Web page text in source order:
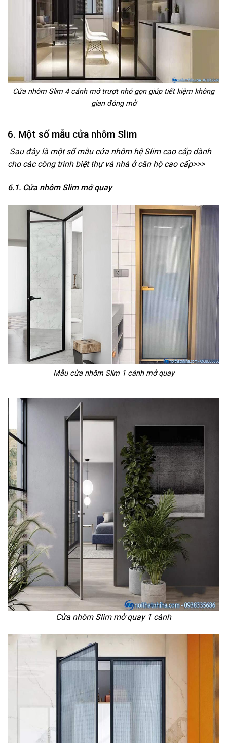
Cửa nhôm Slim 4 cánh mở trượt nhỏ gọn giúp tiết kiệm không
gian đóng mở
6. Một số mẫu cửa nhôm Slim
Sau đây là một số mẫu cửa nhôm hệ Slim cao cấp dành
cho các công trình biệt thự và nhà ở căn hộ cao cấp>>>
6.1. Cửa nhôm Slim mở quay
Mẫu cửa nhôm Slim 1 cánh mở quay
Cửa nhôm Slim mở quay 1 cánh